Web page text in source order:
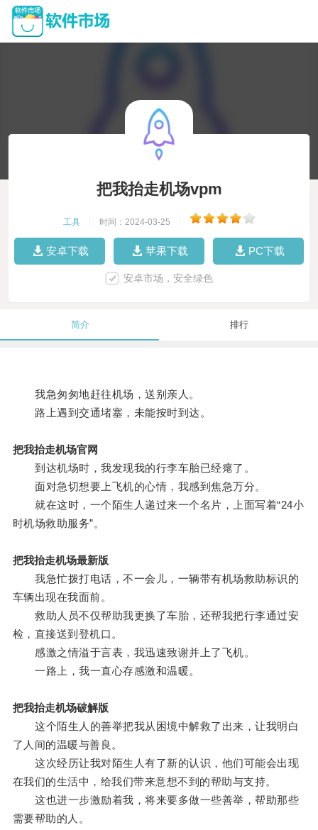
把我抬走机场vpm
工具 时间：2024-03-25
安卓下载 苹果下载 PC下载
安卓市场，安全绿色
简介 排行
我急匆匆地赶往机场，送别亲人。
路上遇到交通堵塞，未能按时到达。
把我抬走机场官网
到达机场时，我发现我的行李车胎已经瘪了。
面对急切想要上飞机的心情，我感到焦急万分。
就在这时，一个陌生人递过来一个名片，上面写着“24小
时机场救助服务”。
把我抬走机场最新版
我急忙拨打电话，不一会儿，一辆带有机场救助标识的
车辆出现在我面前。
救助人员不仅帮助我更换了车胎，还帮我把行李通过安
检，直接送到登机口。
感激之情溢于言表，我迅速致谢并上了飞机。
一路上，我一直心存感激和温暖。
把我抬走机场破解版
这个陌生人的善举把我从困境中解救了出来，让我明白
了人间的温暖与善良。
这次经历让我对陌生人有了新的认识，他们可能会出现
在我们的生活中，给我们带来意想不到的帮助与支持。
这也进一步激励着我，将来要多做一些善举，帮助那些
需要帮助的人。